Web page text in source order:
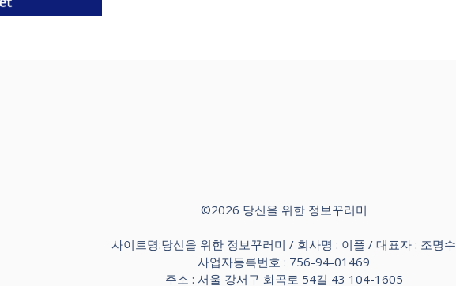
©2026 당신을 위한 정보꾸러미
사이트명:당신을 위한 정보꾸러미 / 회사명 : 이플 / 대표자 : 조명수
사업자등록번호 : 756-94-01469
주소 : 서울 강서구 화곡로 54길 43 104-1605